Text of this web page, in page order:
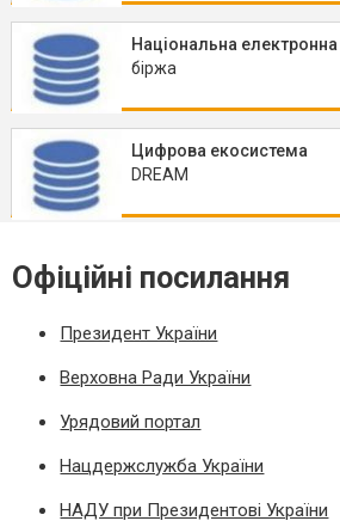
Національна електронна
біржа
Цифрова екосистема
DREAM
Офіційні посилання
Президент України
Верховна Ради України
Урядовий портал
Нацдержслужба України
НАДУ при Президентові України